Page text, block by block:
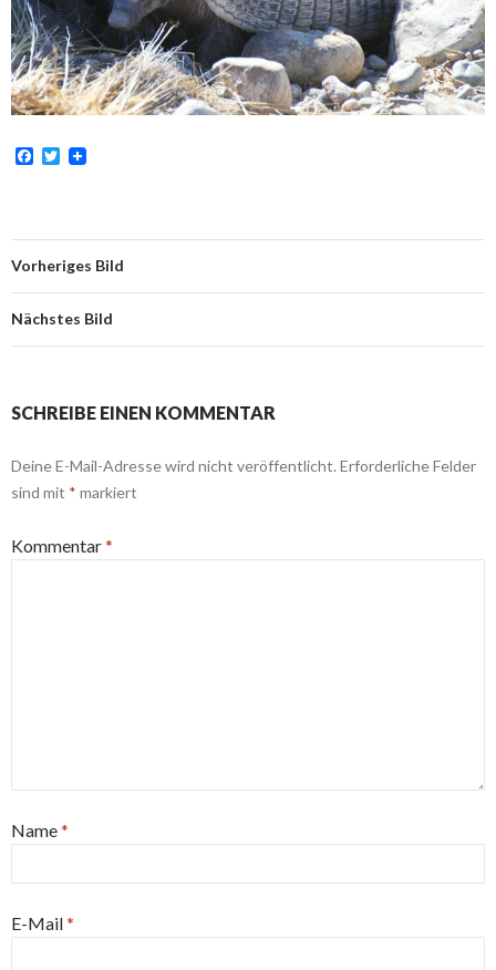
F
o
o
T
e
r
Vorheriges Bild
Nächstes Bild
SCHREIBE EINEN KOMMENTAR
Deine E-Mail-Adresse wird nicht veröffentlicht. Erforderliche Felder
sind mit * markiert
Kommentar*
Name*
E-Mail*